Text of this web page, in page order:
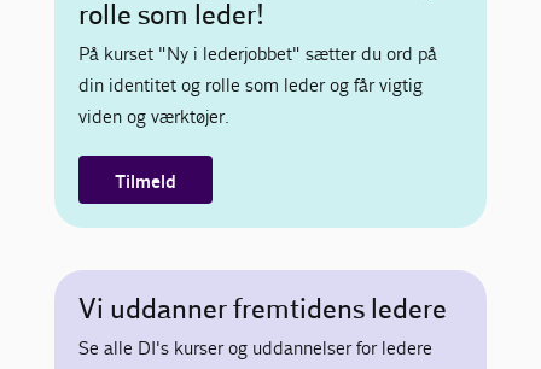
rolle som leder!
På kurset "Ny i lederjobbet" sætter du ord på
din identitet og rolle som leder og får vigtig
viden og værktøjer.
Tilmeld
Vi uddanner fremtidens ledere
Se alle DI's kurser og uddannelser for ledere